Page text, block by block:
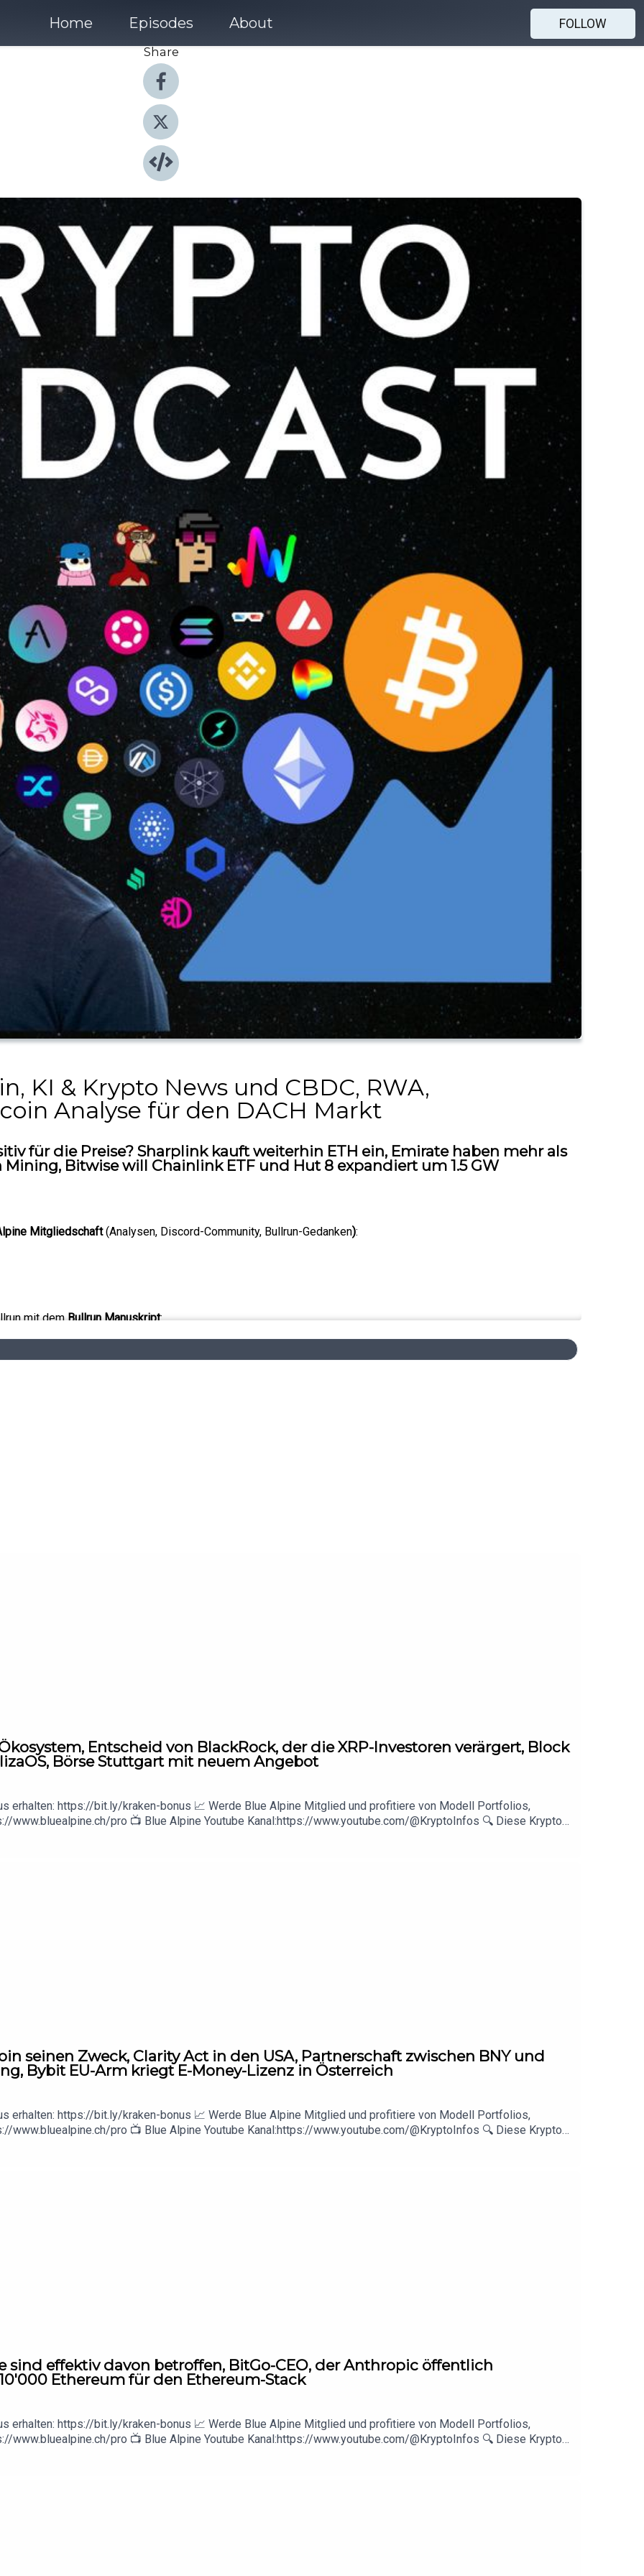
Home Episodes About
FOLLOW
Share
KI & Krypto News und CBDC, RWA,
Analyse für den DACH Markt
für die Preise? Sharplink kauft weiterhin ETH ein, Emirate haben mehr als
Bitwise will Chainlink ETF und Hut 8 expandiert um 1.5 GW
Mitgliedschaft(Analysen, Discord-Community, Bullrun-Gedanken):
mit demBullrun Manuskript:
und jegliche Inhalte sind nicht als Finanzberatung zu verstehen.
abgegeben nur die eigene Meinung der Blue Alpine Research Organisation geteilt.
Entscheid von BlackRock, der die XRP-Investoren verärgert, Block
Börse Stuttgart mit neuem Angebot
erhalten: https://bit.ly/kraken-bonus 📈 Werde Blue Alpine Mitglied und profitiere von Modell Portfolios,
www.bluealpine.ch/pro 📺 Blue Alpine Youtube Kanal:https://www.youtube.com/@KryptoInfos 🔍 Diese Kryptos
cryptotreasurytracker.com ▬▬▬▬▬▬▬▬▬▬▬▬▬▬▬▬▬▬▬▬▬▬▬▬▬▬▬▬DisclaimerBlue
und jegliche Inhalte sind nicht als Finanzberatung zu verstehen.Es werden keinerlei Kauf- oder
seinen Zweck, Clarity Act in den USA, Partnerschaft zwischen BNY und
Bybit EU-Arm kriegt E-Money-Lizenz in Österreich
erhalten: https://bit.ly/kraken-bonus 📈 Werde Blue Alpine Mitglied und profitiere von Modell Portfolios,
www.bluealpine.ch/pro 📺 Blue Alpine Youtube Kanal:https://www.youtube.com/@KryptoInfos 🔍 Diese Kryptos
cryptotreasurytracker.com ▬▬▬▬▬▬▬▬▬▬▬▬▬▬▬▬▬▬▬▬▬▬▬▬▬▬▬▬DisclaimerBlue
und jegliche Inhalte sind nicht als Finanzberatung zu verstehen.Es werden keinerlei Kauf- oder
sind effektiv davon betroffen, BitGo-CEO, der Anthropic öffentlich
Ethereum für den Ethereum-Stack
erhalten: https://bit.ly/kraken-bonus 📈 Werde Blue Alpine Mitglied und profitiere von Modell Portfolios,
www.bluealpine.ch/pro 📺 Blue Alpine Youtube Kanal:https://www.youtube.com/@KryptoInfos 🔍 Diese Kryptos
cryptotreasurytracker.com ▬▬▬▬▬▬▬▬▬▬▬▬▬▬▬▬▬▬▬▬▬▬▬▬▬▬▬▬DisclaimerBlue
und jegliche Inhalte sind nicht als Finanzberatung zu verstehen.Es werden keinerlei Kauf- oder